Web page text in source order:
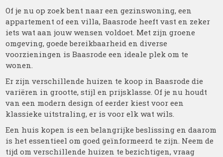
Of je nu op zoek bent naar een gezinswoning, een
appartement of een villa, Baasrode heeft vast en zeker
iets wat aan jouw wensen voldoet. Met zijn groene
omgeving, goede bereikbaarheid en diverse
voorzieningen is Baasrode een ideale plek om te
wonen.
Er zijn verschillende huizen te koop in Baasrode die
variëren in grootte, stijl en prijsklasse. Of je nu houdt
van een modern design of eerder kiest voor een
klassieke uitstraling, er is voor elk wat wils.
Een huis kopen is een belangrijke beslissing en daarom
is het essentieel om goed geïnformeerd te zijn. Neem de
tijd om verschillende huizen te bezichtigen, vraag